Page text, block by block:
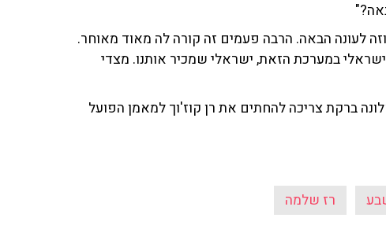
לעונה הבאה. הרבה פעמים זה קורה לה מאוד מאוחר.
במערכת הזאת, ישראלי שמכיר אותנו. מצדי
ברקת צריכה להחתים את רן קוז'וך למאמן הפועל
רז שלמה